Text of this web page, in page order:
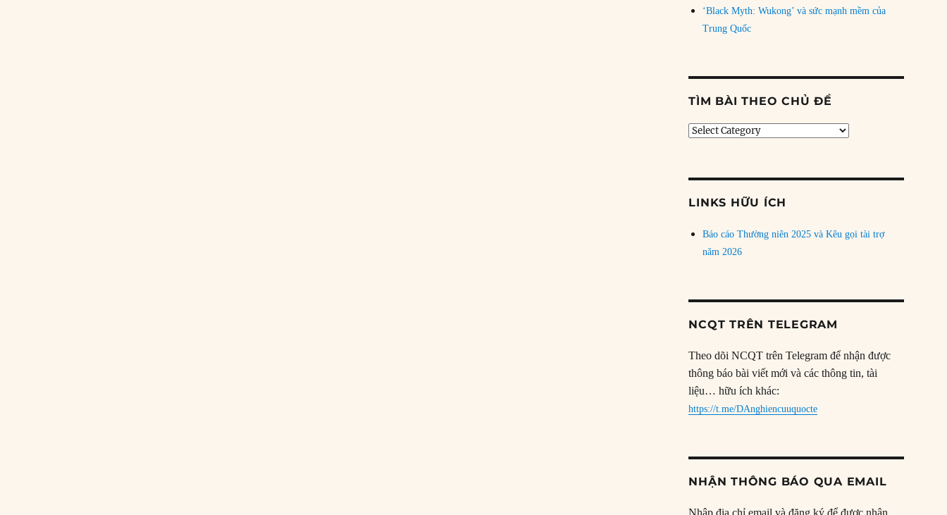
‘Black Myth: Wukong’ và sức mạnh mềm của
Trung Quốc
TÌM BÀI THEO CHỦ ĐỀ
Tìm
LINKS HỮU ÍCH
Báo cáo Thường niên 2025 và Kêu gọi tài trợ
năm 2026
NCQT TRÊN TELEGRAM
Theo dõi NCQT trên Telegram để nhận được
thông báo bài viết mới và các thông tin, tài
liệu… hữu ích khác:
https://t.me/DAnghiencuuquocte
NHẬN THÔNG BÁO QUA EMAIL